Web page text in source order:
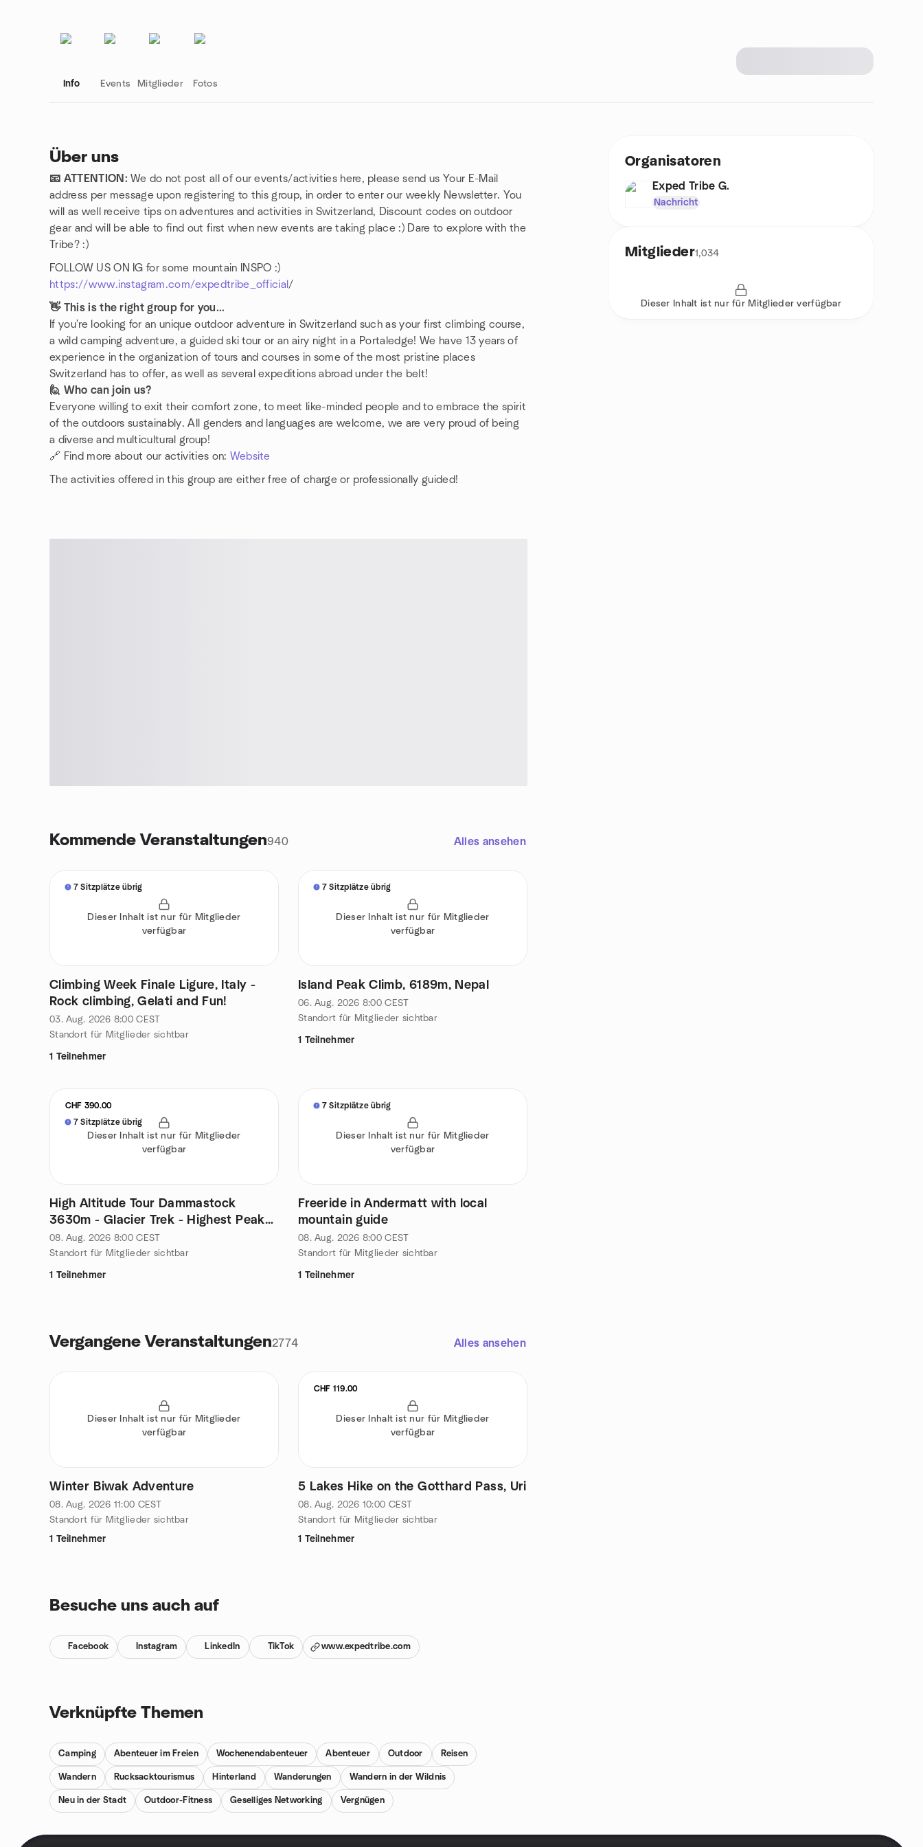
Info Events Mitglieder Fotos
Über uns
📧 ATTENTION: We do not post all of our events/activities here, please send us Your E-Mail
address per message upon registering to this group, in order to enter our weekly Newsletter. You
will as well receive tips on adventures and activities in Switzerland, Discount codes on outdoor
gear and will be able to find out first when new events are taking place :) Dare to explore with the
Tribe? :)
FOLLOW US ON IG for some mountain INSPO :)
https://www.instagram.com/expedtribe_official /
👋 This is the right group for you...
If you're looking for an unique outdoor adventure in Switzerland such as your first climbing course,
a wild camping adventure, a guided ski tour or an airy night in a Portaledge! We have 13 years of
experience in the organization of tours and courses in some of the most pristine places
Switzerland has to offer, as well as several expeditions abroad under the belt!
🙋 Who can join us?
Everyone willing to exit their comfort zone, to meet like-minded people and to embrace the spirit
of the outdoors sustainably. All genders and languages are welcome, we are very proud of being
a diverse and multicultural group!
🔗 Find more about our activities on: Website
The activities offered in this group are either free of charge or professionally guided!
Kommende Veranstaltungen940 Alles ansehen
7 Sitzplätze übrig
Dieser Inhalt ist nur für Mitglieder
verfügbar
Climbing Week Finale Ligure, Italy -
Rock climbing, Gelati and Fun!
03. Aug. 2026 8:00 CEST
Standort für Mitglieder sichtbar
1 Teilnehmer
7 Sitzplätze übrig
Dieser Inhalt ist nur für Mitglieder
verfügbar
Island Peak Climb, 6189m, Nepal
06. Aug. 2026 8:00 CEST
Standort für Mitglieder sichtbar
1 Teilnehmer
CHF 390.00
7 Sitzplätze übrig
Dieser Inhalt ist nur für Mitglieder
verfügbar
High Altitude Tour Dammastock
3630m - Glacier Trek - Highest Peak
of central CH
08. Aug. 2026 8:00 CEST
Standort für Mitglieder sichtbar
1 Teilnehmer
7 Sitzplätze übrig
Dieser Inhalt ist nur für Mitglieder
verfügbar
Freeride in Andermatt with local
mountain guide
08. Aug. 2026 8:00 CEST
Standort für Mitglieder sichtbar
1 Teilnehmer
Vergangene Veranstaltungen2774 Alles ansehen
Dieser Inhalt ist nur für Mitglieder
verfügbar
Winter Biwak Adventure
08. Aug. 2026 11:00 CEST
Standort für Mitglieder sichtbar
1 Teilnehmer
CHF 119.00
Dieser Inhalt ist nur für Mitglieder
verfügbar
5 Lakes Hike on the Gotthard Pass, Uri
08. Aug. 2026 10:00 CEST
Standort für Mitglieder sichtbar
1 Teilnehmer
Gruppenlinks
Besuche uns auch auf
Facebook Instagram LinkedIn TikTok www.expedtribe.com
Verknüpfte Themen
Camping Abenteuer im Freien Wochenendabenteuer Abenteuer Outdoor Reisen
Wandern Rucksacktourismus Hinterland Wanderungen Wandern in der Wildnis
Neu in der Stadt Outdoor-Fitness Geselliges Networking Vergnügen
Organisatoren
Exped Tribe G.
Nachricht
Mitglieder1,034
Dieser Inhalt ist nur für Mitglieder verfügbar